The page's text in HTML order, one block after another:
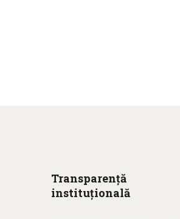
Transparență
instituțională